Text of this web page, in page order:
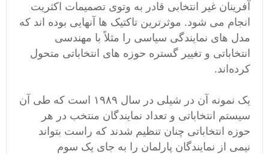
آفرینان غیر انتخابی قادر به وتوی تصمیمات اکثریت
انجام می شود. موثرترین تاکتیک ها آنهایی بوده اند که
مدل های نمایندگی سیاسی را مثلاً با مهندسی
انتخاباتی و تغییر گستره حوزه های انتخاباتی متحول
کرده‌اند.
یک نمونه آن در شیلی در سال ۱۹۸۹ است که طی آن
سیستم انتخاباتی و تعداد نمایندگان منتخب در هر
حوزه انتخاباتی چنان تنظیم شدند که راست بتواند
نیمی از نمایندگان پارلمان را به جای یک سوم